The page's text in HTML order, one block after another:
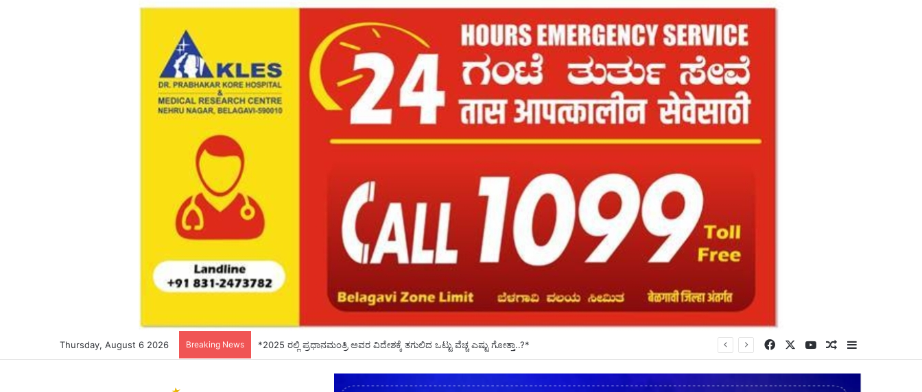
Thursday, August 6 2026 Breaking News *ಬೆಳಗಾವಿಯಲ್ಲಿ ಆಗಸ್ಟ್ 8ರಂದು ಮಹಿಳಾ ರಂಗ ಸಂಗೀತ ವೈಭವ* FacebookYouTubeRandom Article
Sidebar